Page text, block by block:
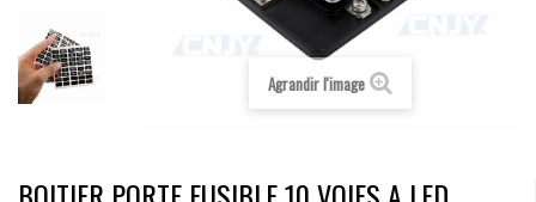
Agrandir l'image